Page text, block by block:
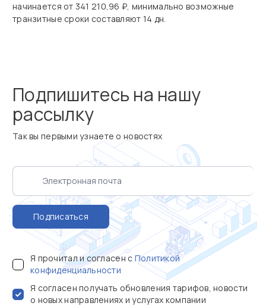
начинается от 341 210,96 ₽, минимально возможные
транзитные сроки составляют 14 дн.
Подпишитесь на нашу
рассылку
Так вы первыми узнаете о новостях
Подписаться
Я прочитал и согласен с Политикой
конфиденциальности
Я согласен получать обновления тарифов, новости
о новых направлениях и услугах компании